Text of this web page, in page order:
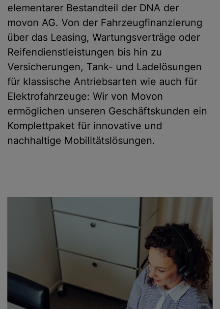
elementarer Bestandteil der DNA der
movon AG. Von der Fahrzeugfinanzierung
über das Leasing, Wartungsverträge oder
Reifendienstleistungen bis hin zu
Versicherungen, Tank- und Ladelösungen
für klassische Antriebsarten wie auch für
Elektrofahrzeuge: Wir von Movon
ermöglichen unseren Geschäftskunden ein
Komplettpaket für innovative und
nachhaltige Mobilitätslösungen.